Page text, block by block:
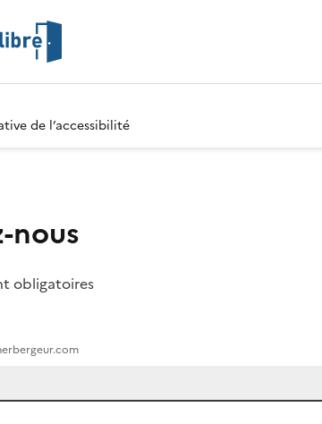
de l’accessibilité
nous
obligatoires